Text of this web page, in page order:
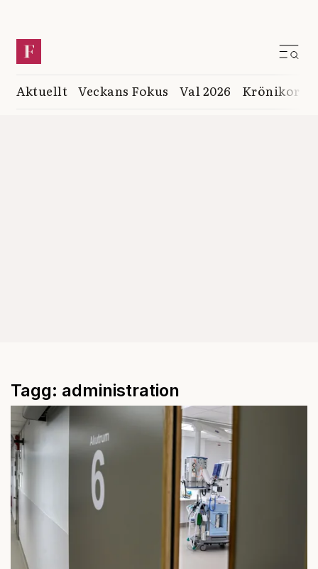
Aktuellt Veckans Fokus Val 2026 Krönikor
Tagg: administration